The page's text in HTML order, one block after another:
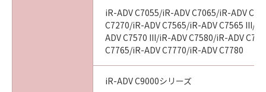
た場合、本契約書は直ちに終了します。
(4)お客様は、上記(3)による本契約書の終了後
直ちに、「許諾ソフトウェア」およびその複製
物のすべてをアンインストール、廃棄および消
iR-ADV C7055/iR-ADV C7065/iR-ADV
C7270/iR-ADV C7565/iR-ADV C7565 III/
ADV C7570 III/iR-ADV C7580/iR-ADV
C7765/iR-ADV C7770/iR-ADV C7780
iR-ADV C9000シリーズ